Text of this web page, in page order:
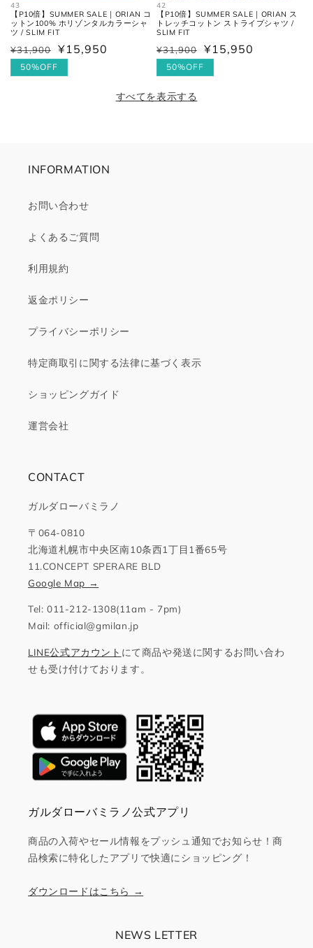
43
【P10倍】SUMMER SALE｜ORIAN コ
ットン100% ホリゾンタルカラーシャ
ツ / SLIM FIT
通
常
¥31,900
セ
ー
¥15,950
50%OFF
42
【P10倍】SUMMER SALE｜ORIAN ス
トレッチコットン ストライプシャツ /
SLIM FIT
通
常
格
¥31,900
セ
ー
価
¥15,950
50%OFF
すべてを表示する
INFORMATION
お問い合わせ
よくあるご質問
利用規約
返金ポリシー
プライバシーポリシー
特定商取引に関する法律に基づく表示
ショッピングガイド
運営会社
CONTACT
ガルダローバミラノ
〒064-0810
北海道札幌市中央区南10条西1丁目1番65号
11.CONCEPT SPERARE BLD
Google Map →
Tel: 011-212-1308(11am - 7pm)
Mail: official@gmilan.jp
LINE公式アカウント にて商品や発送に関するお問い合わ
せも受け付けております。
ガルダローバミラノ公式アプリ
商品の入荷やセール情報をプッシュ通知でお知らせ！商
品検索に特化したアプリで快適にショッピング！
ダウンロードはこちら →
NEWS LETTER